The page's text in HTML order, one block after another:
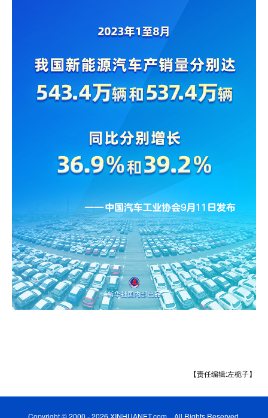
English Español Français عربى
Русский язык 日本語 한국어
【责任编辑:左栀子】
Copyright © 2000 - 2026 XINHUANET.com All Rights Reserved.